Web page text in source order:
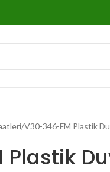
V30-346-FM Plastik